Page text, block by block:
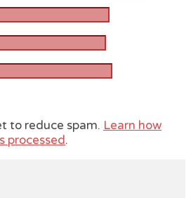
to reduce spam. Learn how
processed.